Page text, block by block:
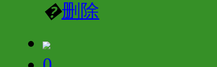
�删除